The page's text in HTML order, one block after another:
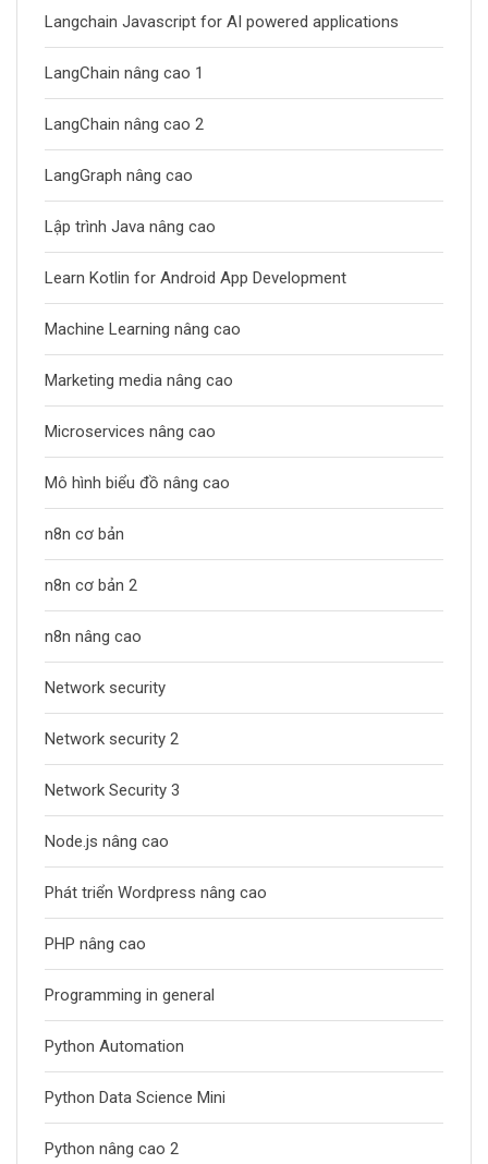
Langchain Javascript for AI powered applications
LangChain nâng cao 1
LangChain nâng cao 2
LangGraph nâng cao
Lập trình Java nâng cao
Learn Kotlin for Android App Development
Machine Learning nâng cao
Marketing media nâng cao
Microservices nâng cao
Mô hình biểu đồ nâng cao
n8n cơ bản
n8n cơ bản 2
n8n nâng cao
Network security
Network security 2
Network Security 3
Node.js nâng cao
Phát triển Wordpress nâng cao
PHP nâng cao
Programming in general
Python Automation
Python Data Science Mini
Python nâng cao 2